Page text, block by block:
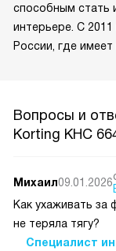
способным стать
интерьере. С
России, где
Вопросы и
Korting KHC
Михаил09.01.2026
Как ухаживать
не теряла тягу?
Специалист